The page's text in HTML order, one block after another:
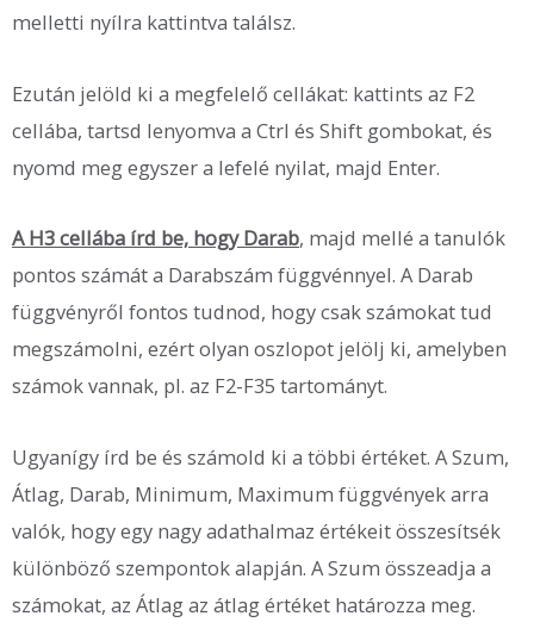
melletti nyílra kattintva találsz.
Ezután jelöld ki a megfelelő cellákat: kattints az F2
cellába, tartsd lenyomva a Ctrl és Shift gombokat, és
nyomd meg egyszer a lefelé nyilat, majd Enter.
A H3 cellába írd be, hogy Darab, majd mellé a tanulók
pontos számát a Darabszám függvénnyel. A Darab
függvényről fontos tudnod, hogy csak számokat tud
megszámolni, ezért olyan oszlopot jelölj ki, amelyben
számok vannak, pl. az F2-F35 tartományt.
Ugyanígy írd be és számold ki a többi értéket. A Szum,
Átlag, Darab, Minimum, Maximum függvények arra
valók, hogy egy nagy adathalmaz értékeit összesítsék
különböző szempontok alapján. A Szum összeadja a
számokat, az Átlag az átlag értéket határozza meg.